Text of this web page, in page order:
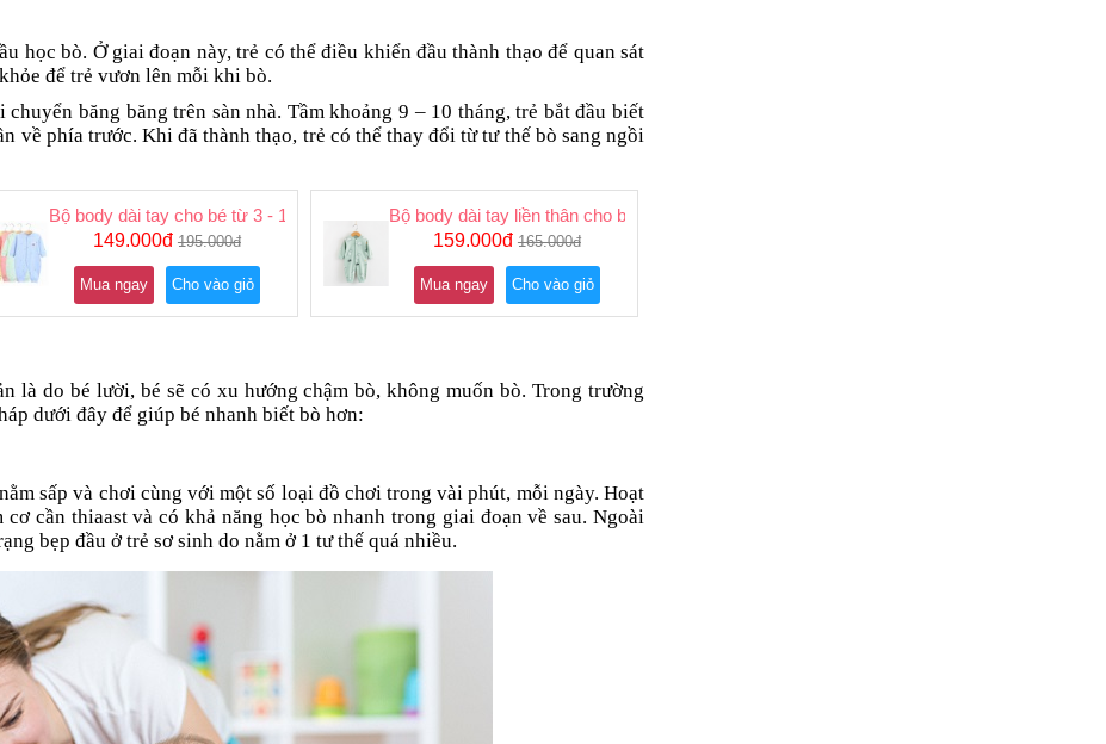
học bò. Ở giai đoạn này, trẻ có thể điều khiển đầu thành thạo để quan sát
để trẻ vươn lên mỗi khi bò.
băng băng trên sàn nhà. Tầm khoảng 9 – 10 tháng, trẻ bắt đầu biết
về phía trước. Khi đã thành thạo, trẻ có thể thay đổi từ tư thế bò sang ngồi
từ 3 -14kg
Bộ body dài tay cho bé từ 3 - 13 kg. Hàng xuất Hàn
149.000đ 195.000đ
Mua ngay Cho vào giỏ
Bộ body dài tay liền thân cho bé
159.000đ 165.000đ
Mua ngay Cho vào giỏ
là do bé lười, bé sẽ có xu hướng chậm bò, không muốn bò. Trong trường
dưới đây để giúp bé nhanh biết bò hơn:
sấp và chơi cùng với một số loại đồ chơi trong vài phút, mỗi ngày. Hoạt
cần thiaast và có khả năng học bò nhanh trong giai đoạn về sau. Ngoài
bẹp đầu ở trẻ sơ sinh do nằm ở 1 tư thế quá nhiều.